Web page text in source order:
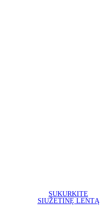
SUKURKITE
SIUŽETINĘ LENTĄ